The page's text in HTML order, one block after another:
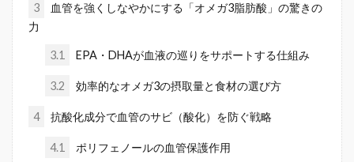
3
血管を強くしなやかにする「オメガ3脂肪酸」の驚きの
力
3.1 EPA・DHAが血液の巡りをサポートする仕組み
3.2 効率的なオメガ3の摂取量と食材の選び方
4 抗酸化成分で血管のサビ（酸化）を防ぐ戦略
4.1 ポリフェノールの血管保護作用